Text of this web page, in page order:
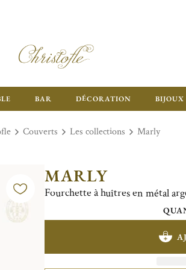
BAR DÉCORATION BIJOUX
Couverts Les collections Marly
MARLY
Fourchette à huîtres en métal